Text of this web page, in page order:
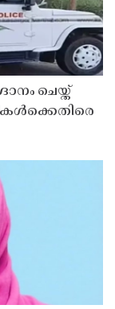
ചെയ്ത്